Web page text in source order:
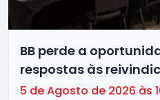
BB perde a
respostas às
trabalhadores
5 de Agosto de 2026 às